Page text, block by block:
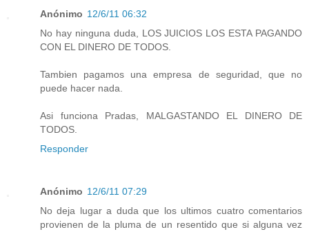
Anónimo 12/6/11 06:32
No hay ninguna duda, LOS JUICIOS LOS ESTA PAGANDO
CON EL DINERO DE TODOS.
Tambien pagamos una empresa de seguridad, que no
puede hacer nada.
Asi funciona Pradas, MALGASTANDO EL DINERO DE
TODOS.
Responder
Anónimo 12/6/11 07:29
No deja lugar a duda que los ultimos cuatro comentarios
provienen de la pluma de un resentido que si alguna vez